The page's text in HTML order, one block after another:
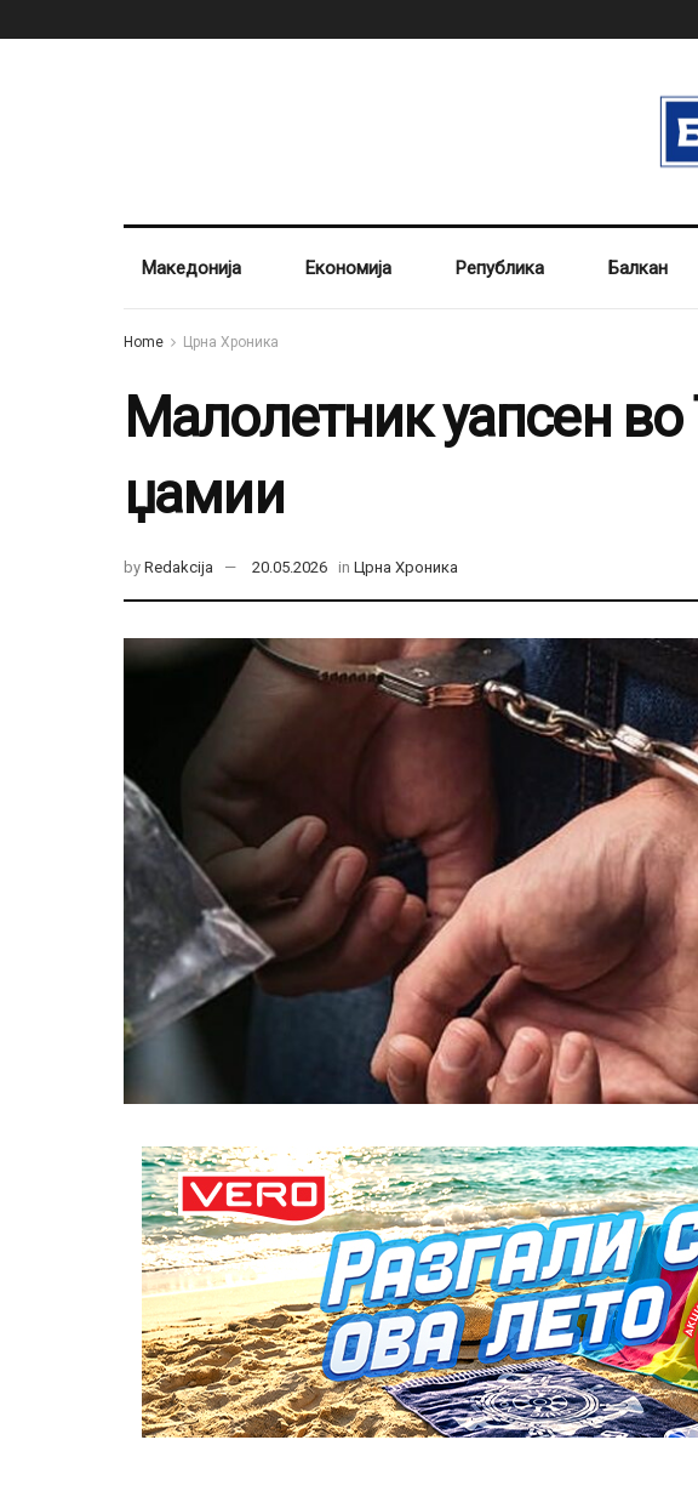
Македонија Економија Република Балкан
Home Црна Хроника
Малолетник уапсен
џамии
by Redakcija 20.05.2026 in Црна Хроника